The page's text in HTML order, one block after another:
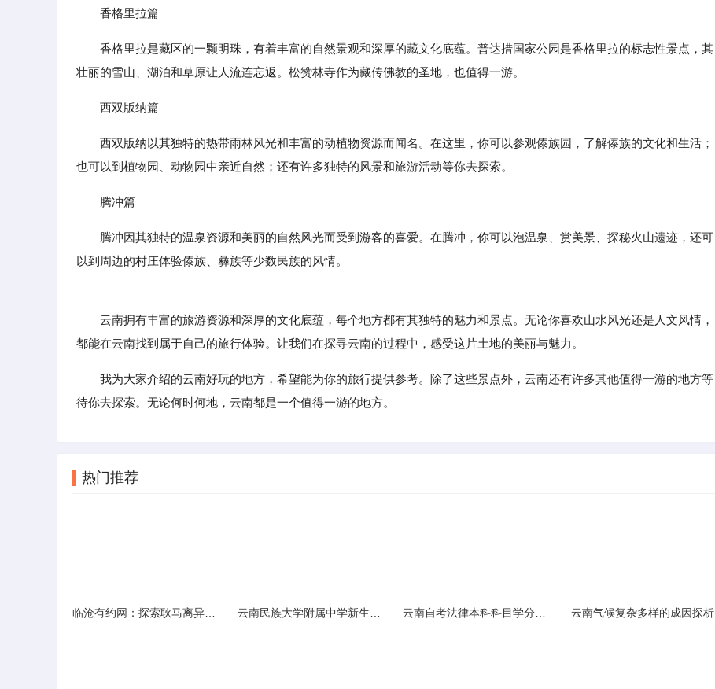
香格里拉篇
香格里拉是藏区的一颗明珠，有着丰富的自然景观和深厚的藏文化底蕴。普达措国家公园是香格里拉的标志性景点，其
壮丽的雪山、湖泊和草原让人流连忘返。松赞林寺作为藏传佛教的圣地，也值得一游。
西双版纳篇
西双版纳以其独特的热带雨林风光和丰富的动植物资源而闻名。在这里，你可以参观傣族园，了解傣族的文化和生活；
也可以到植物园、动物园中亲近自然；还有许多独特的风景和旅游活动等你去探索。
腾冲篇
腾冲因其独特的温泉资源和美丽的自然风光而受到游客的喜爱。在腾冲，你可以泡温泉、赏美景、探秘火山遗迹，还可
以到周边的村庄体验傣族、彝族等少数民族的风情。
云南拥有丰富的旅游资源和深厚的文化底蕴，每个地方都有其独特的魅力和景点。无论你喜欢山水风光还是人文风情，
都能在云南找到属于自己的旅行体验。让我们在探寻云南的过程中，感受这片土地的美丽与魅力。
我为大家介绍的云南好玩的地方，希望能为你的旅行提供参考。除了这些景点外，云南还有许多其他值得一游的地方等
待你去探索。无论何时何地，云南都是一个值得一游的地方。
热门推荐
云南气候复杂多样的成因探析